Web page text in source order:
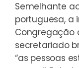
Semelhante
portuguesa, a
Congregação
secretariado
“as pessoas